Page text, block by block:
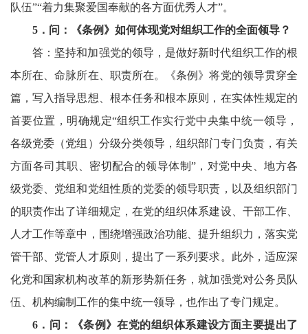
队伍”“着力集聚爱国奉献的各方面优秀人才”。
5 ．问：《条例》如何体现党对组织工作的全面领导？
答：坚持和加强党的领导，是做好新时代组织工作的根
本所在、命脉所在、职责所在。《条例》将党的领导贯穿全
篇，写入指导思想、根本任务和根本原则，在实体性规定的
首要位置，明确规定“组织工作实行党中央集中统一领导，
各级党委（党组）分级分类领导，组织部门专门负责，有关
方面各司其职、密切配合的领导体制”，对党中央、地方各
级党委、党组和党组性质的党委的领导职责，以及组织部门
的职责作出了详细规定，在党的组织体系建设、干部工作、
人才工作等章中，围绕增强政治功能、提升组织力，落实党
管干部、党管人才原则，提出了一系列要求。此外，适应深
化党和国家机构改革的新形势新任务，就加强党对公务员队
伍、机构编制工作的集中统一领导，也作出了专门规定。
6 ．问：《条例》在党的组织体系建设方面主要提出了